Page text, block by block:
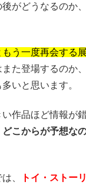
がどうなるのか
もう一度再会する
また登場するのか
いと思います。
作品ほど情報が
こからが予想な
、 トイ・ストー